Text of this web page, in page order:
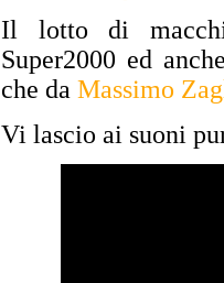
Il lotto di
Super2000 ed
che da Massimo
Vi lascio ai suoni